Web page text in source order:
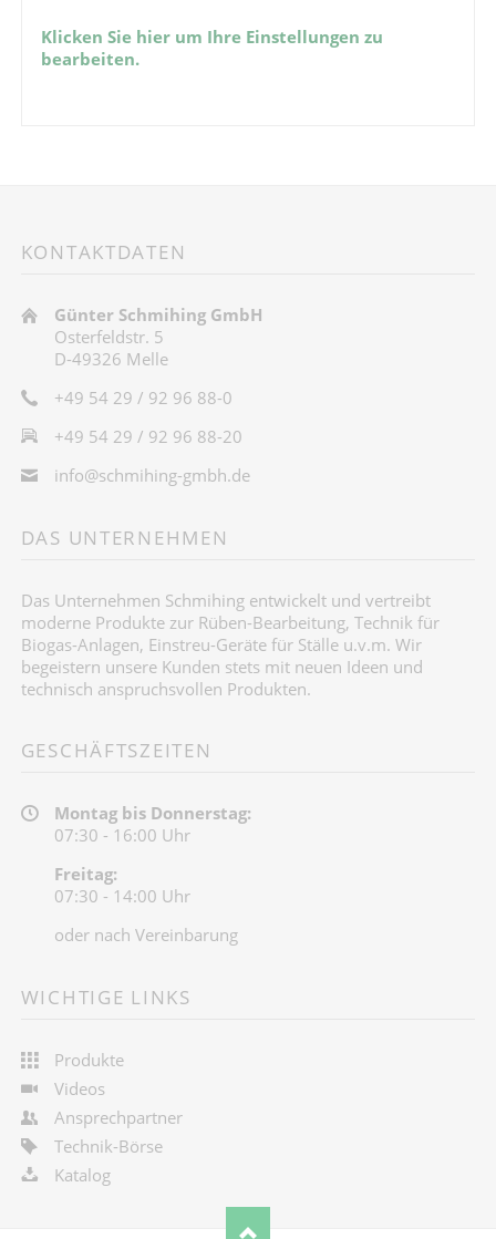
Klicken Sie hier um Ihre Einstellungen zu
bearbeiten.
KONTAKTDATEN
Günter Schmihing GmbH
Osterfeldstr. 5
D-49326 Melle
+49 54 29 / 92 96 88-0
+49 54 29 / 92 96 88-20
info@schmihing-gmbh.de
DAS UNTERNEHMEN
Das Unternehmen Schmihing entwickelt und vertreibt
moderne Produkte zur Rüben-Bearbeitung, Technik für
Biogas-Anlagen, Einstreu-Geräte für Ställe u.v.m. Wir
begeistern unsere Kunden stets mit neuen Ideen und
technisch anspruchsvollen Produkten.
GESCHÄFTSZEITEN
Montag bis Donnerstag:
07:30 - 16:00 Uhr
Freitag:
07:30 - 14:00 Uhr
oder nach Vereinbarung
WICHTIGE LINKS
Produkte
Videos
Ansprechpartner
Technik-Börse
Katalog